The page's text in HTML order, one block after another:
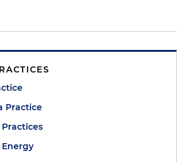
Practice